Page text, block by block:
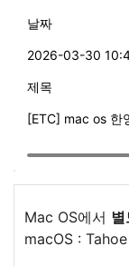
날짜
2026-03-30
제목
[ETC] mac os 한
Mac OS에서
macOS :